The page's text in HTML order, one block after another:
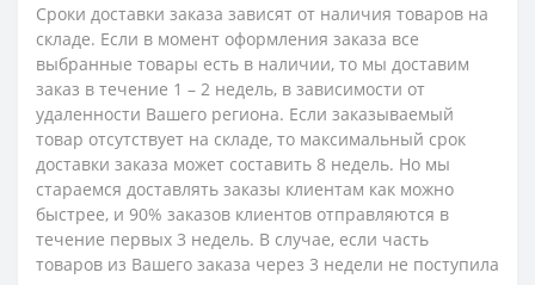
Сроки доставки заказа зависят от наличия товаров на
складе. Если в момент оформления заказа все
выбранные товары есть в наличии, то мы доставим
заказ в течение 1 – 2 недель, в зависимости от
удаленности Вашего региона. Если заказываемый
товар отсутствует на складе, то максимальный срок
доставки заказа может составить 8 недель. Но мы
стараемся доставлять заказы клиентам как можно
быстрее, и 90% заказов клиентов отправляются в
течение первых 3 недель. В случае, если часть
товаров из Вашего заказа через 3 недели не поступила